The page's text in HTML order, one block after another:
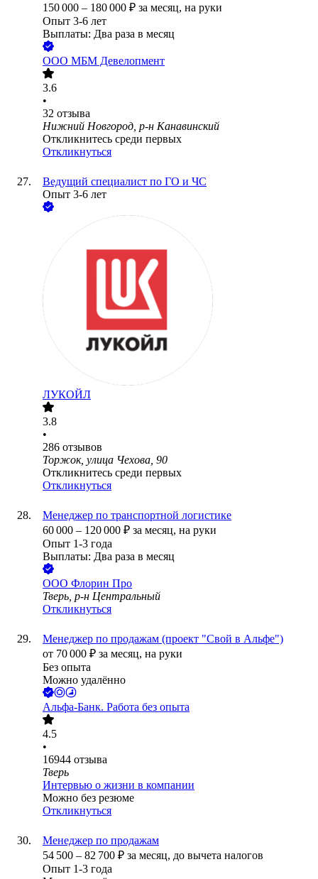
150 000 – 180 000 ₽ за месяц, на руки
Опыт 3-6 лет
Выплаты: Два раза в месяц
ООО МБМ Девелопмент
3.6
•
32 отзыва
Нижний Новгород, р-н Канавинский
Откликнитесь среди первых
Откликнуться
Ведущий специалист по ГО и ЧС
Опыт 3-6 лет
ЛУКОЙЛ
3.8
•
286 отзывов
Торжок, улица Чехова, 90
Откликнитесь среди первых
Откликнуться
Менеджер по транспортной логистике
60 000 – 120 000 ₽ за месяц, на руки
Опыт 1-3 года
Выплаты: Два раза в месяц
ООО Флорин Про
Тверь, р-н Центральный
Откликнуться
Менеджер по продажам (проект "Свой в Альфе")
от 70 000 ₽ за месяц, на руки
Без опыта
Можно удалённо
Альфа-Банк. Работа без опыта
4.5
•
16944 отзыва
Тверь
Интервью о жизни в компании
Можно без резюме
Откликнуться
Менеджер по продажам
54 500 – 82 700 ₽ за месяц, до вычета налогов
Опыт 1-3 года